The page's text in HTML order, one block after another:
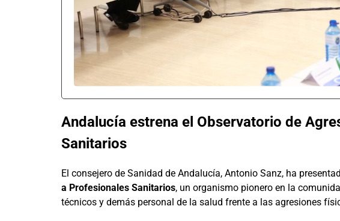
Andalucía estrena el Observatorio de
Sanitarios
El consejero de Sanidad de Andalucía, Antonio Sanz, ha
a Profesionales Sanitarios, un organismo pionero en la
técnicos y demás personal de la salud frente a las agresiones